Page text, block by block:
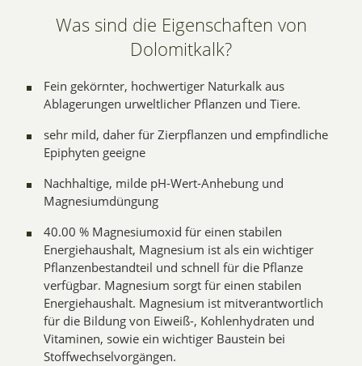
Was sind die Eigenschaften von
Dolomitkalk?
Fein gekörnter, hochwertiger Naturkalk aus
Ablagerungen urweltlicher Pflanzen und Tiere.
sehr mild, daher für Zierpflanzen und empfindliche
Epiphyten geeigne
Nachhaltige, milde pH-Wert-Anhebung und
Magnesiumdüngung
40.00 % Magnesiumoxid für einen stabilen
Energiehaushalt, Magnesium ist als ein wichtiger
Pflanzenbestandteil und schnell für die Pflanze
verfügbar. Magnesium sorgt für einen stabilen
Energiehaushalt. Magnesium ist mitverantwortlich
für die Bildung von Eiweiß-, Kohlenhydraten und
Vitaminen, sowie ein wichtiger Baustein bei
Stoffwechselvorgängen.